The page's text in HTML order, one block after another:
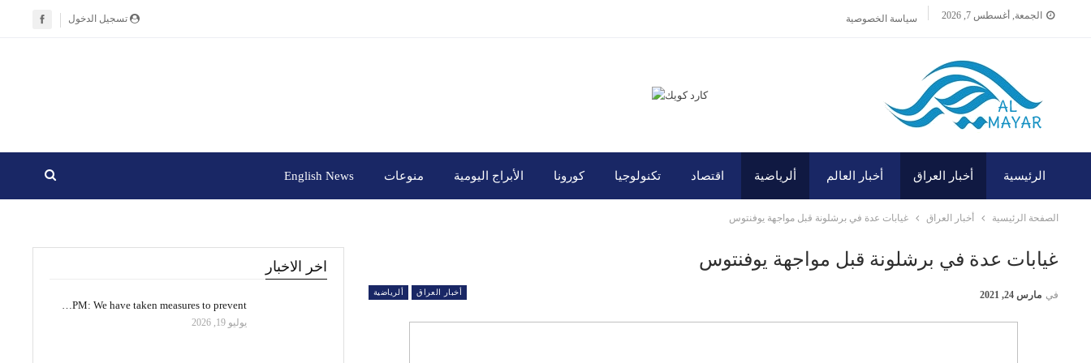
تسجيل الدخول الجمعة, أغسطس 7, 2026 سياسة الخصوصية
الرئيسية أخبار العراق أخبار العالم ألرياضية اقتصاد تكنولوجيا كورونا الأبراج اليومية منوعات English News
الصفحة الرئيسية أخبار العراق غيابات عدة في برشلونة قبل مواجهة يوفنتوس
غيابات عدة في برشلونة قبل مواجهة يوفنتوس
أخبار العراق ألرياضية في مارس 24, 2021
اخر الاخبار
PM: We have taken measures to prevent…
يوليو 19, 2026